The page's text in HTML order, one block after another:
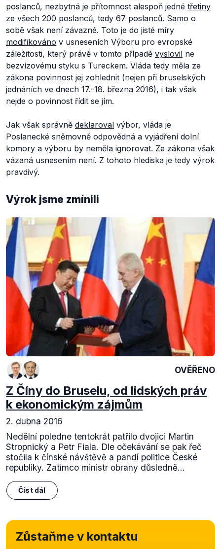
poslanců, nezbytná je přítomnost alespoň jedné třetiny
ze všech 200 poslanců, tedy 67 poslanců. Samo o
sobě však není závazné. Toto je do jisté míry
modifikováno v usneseních Výboru pro evropské
záležitosti, který právě v tomto případě vyslovil ne
bezvízovému styku s Tureckem. Vláda tedy měla ze
zákona povinnost jej zohlednit (nejen při bruselských
jednáních ve dnech 17.-18. března 2016), i tak však
nejde o povinnost řídit se jím.
Jak však správně deklaroval výbor, vláda je
Poslanecké sněmovně odpovědná a vyjádření dolní
komory a výboru by neměla ignorovat. Ze zákona však
vázaná usnesením není. Z tohoto hlediska je tedy výrok
pravdivý.
Výrok jsme zmínili
OVĚŘENO
Z Číny do Bruselu, od lidských práv
k ekonomickým zájmům
2. dubna 2016
Nedělní poledne tentokrát patřilo dvojici Martin
Stropnický a Petr Fiala. Dle očekávání se pak řeč
stočila k čínské návštěvě a pandí politice České
republiky. Zatímco ministr obrany důsledně...
Číst dál
Zůstaňme v kontaktu